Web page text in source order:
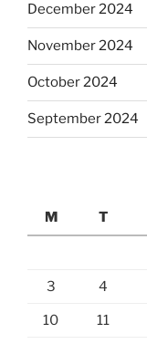
December 2024
November 2024
October 2024
September 2024
M
T
3 4
10 11